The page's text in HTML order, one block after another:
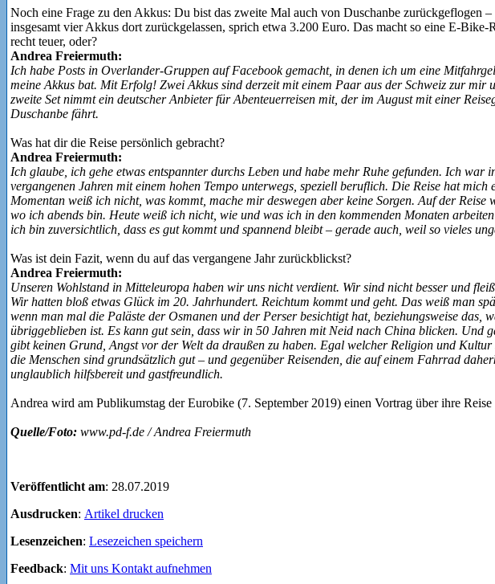
Noch eine Frage zu den Akkus: Du bist das zweite Mal auch von Duschanbe zurückgeflogen –
insgesamt vier Akkus dort zurückgelassen, sprich etwa 3.200 Euro. Das macht so eine E‑Bike-
recht teuer, oder?
Andrea Freiermuth:
Ich habe Posts in Overlander-Gruppen auf Facebook gemacht, in denen ich um eine
meine Akkus bat. Mit Erfolg! Zwei Akkus sind derzeit mit einem Paar aus der Schweiz zur mir
zweite Set nimmt ein deutscher Anbieter für Abenteuerreisen mit, der im August mit einer
Duschanbe fährt.
Was hat dir die Reise persönlich gebracht?
Andrea Freiermuth:
Ich glaube, ich gehe etwas entspannter durchs Leben und habe mehr Ruhe gefunden. Ich war
vergangenen Jahren mit einem hohen Tempo unterwegs, speziell beruflich. Die Reise hat mich
Momentan weiß ich nicht, was kommt, mache mir deswegen aber keine Sorgen. Auf der Reise
wo ich abends bin. Heute weiß ich nicht, wie und was ich in den kommenden Monaten
ich bin zuversichtlich, dass es gut kommt und spannend bleibt – gerade auch, weil so vieles
Was ist dein Fazit, wenn du auf das vergangene Jahr zurückblickst?
Andrea Freiermuth:
Unseren Wohlstand in Mitteleuropa haben wir uns nicht verdient. Wir sind nicht besser und
Wir hatten bloß etwas Glück im 20. Jahrhundert. Reichtum kommt und geht. Das weiß man
wenn man mal die Paläste der Osmanen und der Perser besichtigt hat, beziehungsweise das,
übriggeblieben ist. Es kann gut sein, dass wir in 50 Jahren mit Neid nach China blicken. Und
gibt keinen Grund, Angst vor der Welt da draußen zu haben. Egal welcher Religion und Kultur
die Menschen sind grundsätzlich gut – und gegenüber Reisenden, die auf einem Fahrrad
unglaublich hilfsbereit und gastfreundlich.
Andrea wird am Publikumstag der Eurobike (7. September 2019) einen Vortrag über ihre Reise
Quelle/Foto: www.pd-f.de / Andrea Freiermuth
Veröffentlicht am: 28.07.2019
Ausdrucken: Artikel drucken
Lesenzeichen: Lesezeichen speichern
Feedback: Mit uns Kontakt aufnehmen